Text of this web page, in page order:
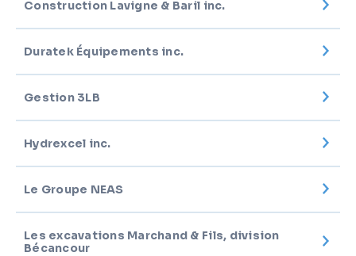
Construction Lavigne & Baril inc.
Duratek Équipements inc.
Gestion 3LB
Hydrexcel inc.
Le Groupe NEAS
Les excavations Marchand & Fils, division
Bécancour